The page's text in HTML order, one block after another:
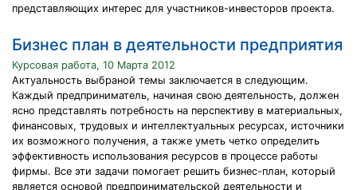
представляющих интерес для участников-инвесторов проекта.
Бизнес план в деятельности предприятия
Курсовая работа, 10 Марта 2012
Актуальность выбраной темы заключается в следующим.
Каждый предприниматель, начиная свою деятельность, должен
ясно представлять потребность на перспективу в материальных,
финансовых, трудовых и интеллектуальных ресурсах, источники
их возможного получения, а также уметь четко определить
эффективность использования ресурсов в процессе работы
фирмы. Все эти задачи помогает решить бизнес-план, который
является основой предпринимательской деятельности и